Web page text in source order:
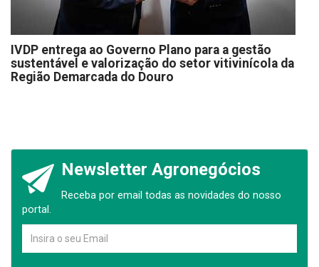
IVDP entrega ao Governo Plano para a gestão
sustentável e valorização do setor vitivinícola da
Região Demarcada do Douro
Newsletter Agronegócios
Receba por email todas as novidades do nosso
portal.